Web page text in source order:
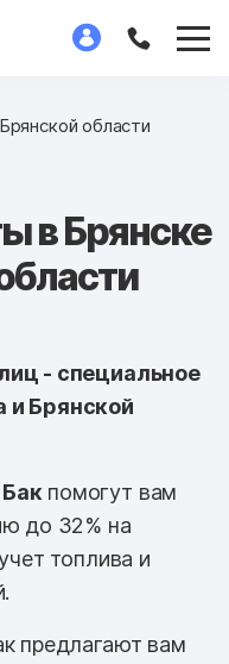
области
в Брянске
- специальное
и Брянской
помогут вам
до 32% на
топлива и
предлагают вам